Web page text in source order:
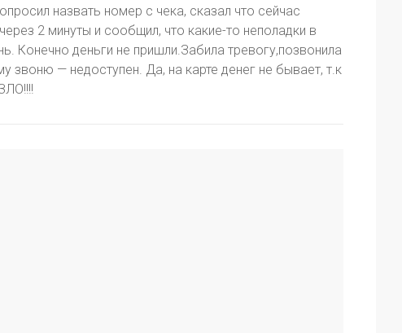
назвать номер с чека, сказал что сейчас
2 минуты и сообщил, что какие-то неполадки в
Конечно деньги не пришли.Забила тревогу,позвонила
звоню — недоступен. Да, на карте денег не бывает, т.к